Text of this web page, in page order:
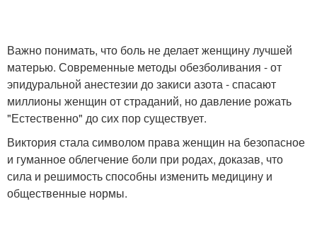
Важно понимать, что боль не делает женщину лучшей
матерью. Современные методы обезболивания - от
эпидуральной анестезии до закиси азота - спасают
миллионы женщин от страданий, но давление рожать
"Естественно" до сих пор существует.
Виктория стала символом права женщин на безопасное
и гуманное облегчение боли при родах, доказав, что
сила и решимость способны изменить медицину и
общественные нормы.